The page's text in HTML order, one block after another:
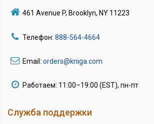
461 Avenue P, Brooklyn, NY 11223
Телефон: 888-564-4664
Email: orders@kniga.com
Работаем: 11:00–19:00 (EST), пн-пт
Служба поддержки